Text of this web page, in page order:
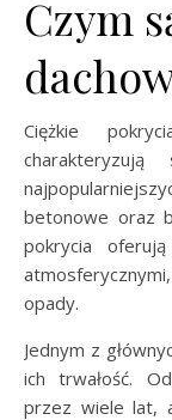
Czym
Ciężkie
betonowe oraz
pokrycia
opady.
Jednym z
ich trwałość.
przez wiele lat,